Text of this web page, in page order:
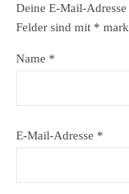
Deine E-Mail-
Felder sind mit *
Name *
E-Mail-Adresse *